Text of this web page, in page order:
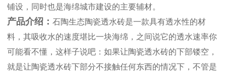
铺设，同时也是海绵城市建设的主要辅材。
产品介绍：石陶生态陶瓷透水砖是一款具有透水性的材
料，其吸收水的速度堪比一块海绵，之间说它的透水速率你
可能看不懂，这样子说吧：如果让陶瓷透水砖的下部镂空，
就是让陶瓷透水砖下部分不接触任何东西的情况下，不管是